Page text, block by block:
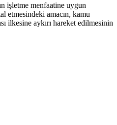
işletme menfaatine uygun
etmesindeki amacın, kamu
ilkesine aykırı hareket edilmesinin